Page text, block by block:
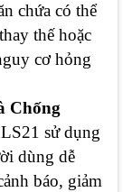
chứa có thể
thế hoặc
cơ hỏng
Chống
sử dụng
dùng dễ
báo, giảm